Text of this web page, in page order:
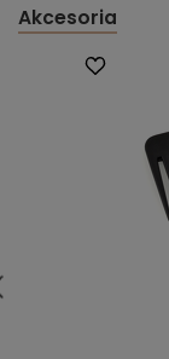
Akcesoria